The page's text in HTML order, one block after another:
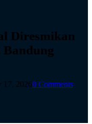
Diresmikan
17, 20260 Comments